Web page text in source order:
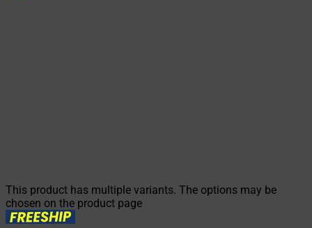
This product has multiple variants. The options may be
chosen on the product page